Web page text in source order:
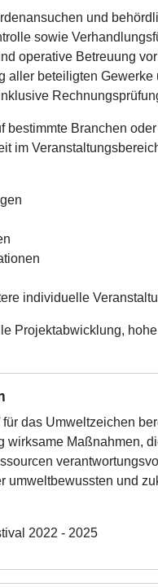
und
sowie
operative Betreuung
aller beteiligten
bestimmte Branchen
im
individuelle
Projektabwicklung,
das Umweltzeichen
wirksame Maßnahmen,
umweltbewussten und
2022 - 2025